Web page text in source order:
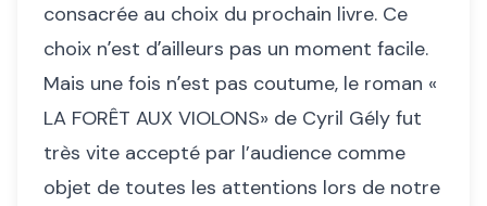
consacrée au choix du prochain livre. Ce
choix nʼest dʼailleurs pas un moment facile.
Mais une fois nʼest pas coutume, le roman «
LA FORÊT AUX VIOLONS» de Cyril Gély fut
très vite accepté par l’audience comme
objet de toutes les attentions lors de notre